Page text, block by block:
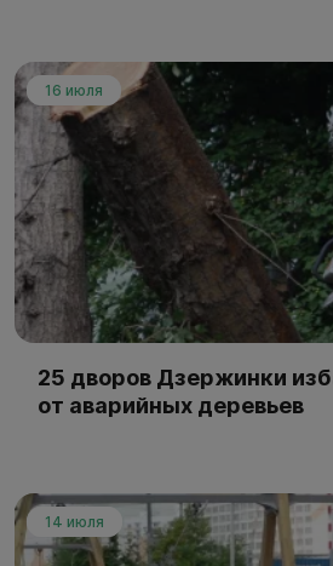
16 июля
25 дворов Дзержинки
от аварийных деревьев
14 июля